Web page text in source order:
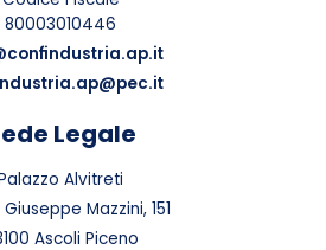
80003010446
Legale
Alvitreti
Mazzini, 151
Ascoli Piceno